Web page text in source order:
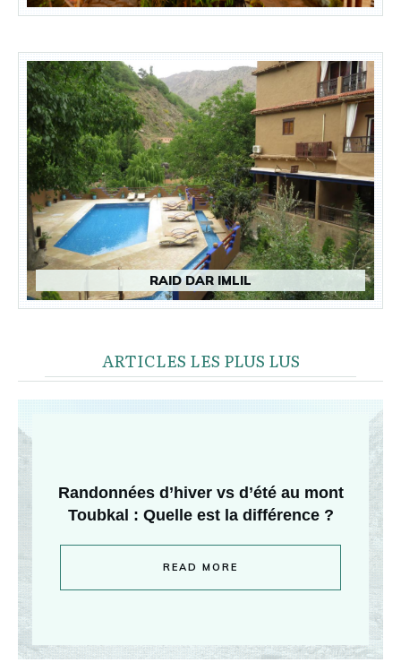
RAID DAR IMLIL
ARTICLES LES PLUS LUS
Randonnées d’hiver vs d’été au mont
Toubkal : Quelle est la différence ?
READ MORE